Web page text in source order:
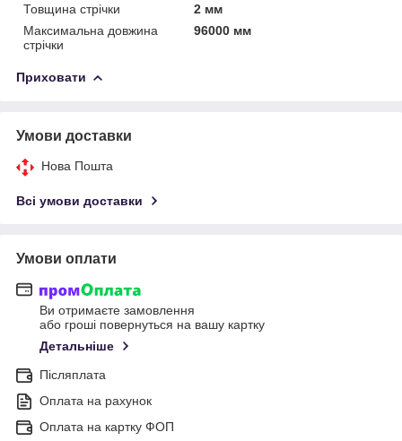
Товщина стрічки
2 мм
Максимальна довжина
стрічки
96000 мм
Приховати
Умови доставки
Нова Пошта
Всі умови доставки
Умови оплати
Ви отримаєте замовлення
або гроші повернуться на вашу картку
Детальніше
Післяплата
Оплата на рахунок
Оплата на картку ФОП